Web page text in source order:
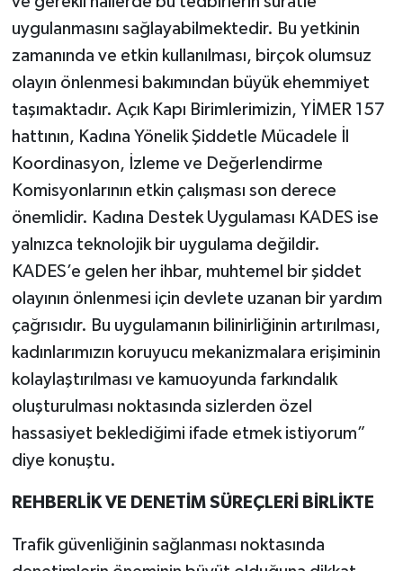
uygulanmasını sağlayabilmektedir. Bu yetkinin
zamanında ve etkin kullanılması, birçok olumsuz
olayın önlenmesi bakımından büyük ehemmiyet
taşımaktadır. Açık Kapı Birimlerimizin, YİMER 157
hattının, Kadına Yönelik Şiddetle Mücadele İl
Koordinasyon, İzleme ve Değerlendirme
Komisyonlarının etkin çalışması son derece
önemlidir. Kadına Destek Uygulaması KADES ise
yalnızca teknolojik bir uygulama değildir.
KADES’e gelen her ihbar, muhtemel bir şiddet
olayının önlenmesi için devlete uzanan bir yardım
çağrısıdır. Bu uygulamanın bilinirliğinin artırılması,
kadınlarımızın koruyucu mekanizmalara erişiminin
kolaylaştırılması ve kamuoyunda farkındalık
oluşturulması noktasında sizlerden özel
hassasiyet beklediğimi ifade etmek istiyorum”
diye konuştu.
REHBERLİK VE DENETİM SÜREÇLERİ BİRLİKTE
Trafik güvenliğinin sağlanması noktasında